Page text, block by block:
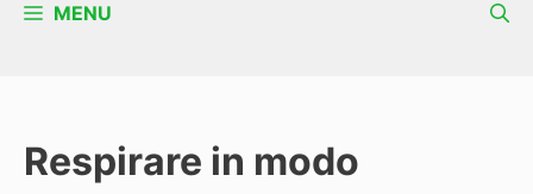
MENU
Respirare in modo